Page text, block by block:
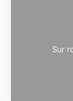
Sur